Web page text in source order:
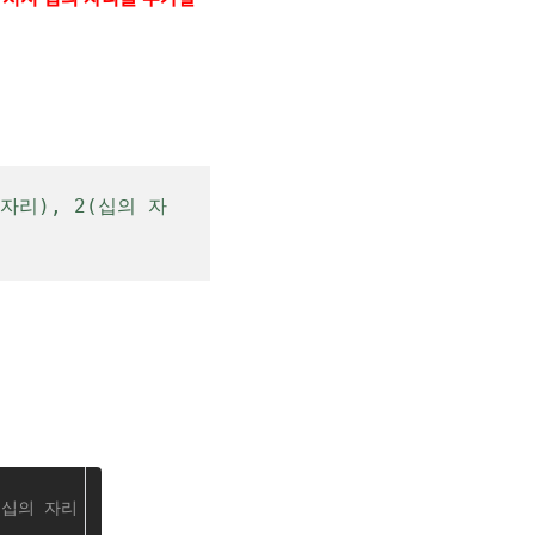
리), 2(십의 자
의 자리